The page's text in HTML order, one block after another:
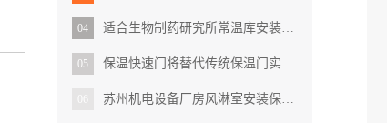
04 适合生物制药研究所常温库安装的保温提升门
05 保温快速门将替代传统保温门实现工作智能化
苏州机电设备厂房风淋室安装保温快速门